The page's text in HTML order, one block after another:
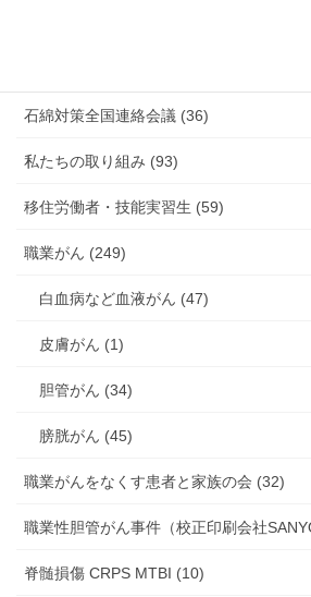
石綿対策全国連絡会議 (36)
私たちの取り組み (93)
移住労働者・技能実習生 (59)
職業がん (249)
白血病など血液がん (47)
皮膚がん (1)
胆管がん (34)
膀胱がん (45)
職業がんをなくす患者と家族の会 (32)
職業性胆管がん事件（校正印刷会社
脊髄損傷 CRPS MTBI (10)